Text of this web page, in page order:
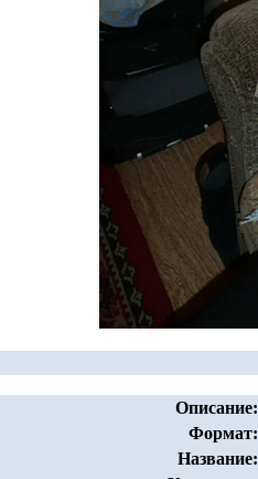
Описание:
Формат:
Название: